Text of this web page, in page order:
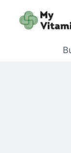
contenido